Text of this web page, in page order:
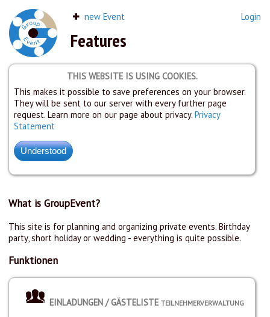
new Event Login
Features
THIS WEBSITE IS USING COOKIES.
This makes it possible to save preferences on your browser.
They will be sent to our server with every further page
request. Learn more on our page about privacy. Privacy
Statement
What is GroupEvent?
This site is for planning and organizing private events. Birthday
party, short holiday or wedding - everything is quite possible.
Funktionen
EINLADUNGEN / GÄSTELISTE TEILNEHMERVERWALTUNG